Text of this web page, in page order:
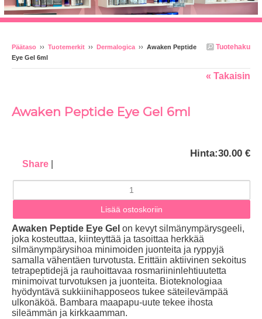
Tuotehaku
Päätaso ›› Tuotemerkit ›› Dermalogica›› Awaken Peptide
Eye Gel 6ml
« Takaisin
Awaken Peptide Eye Gel 6ml
Share
Hinta:30.00 €
Awaken Peptide Eye Gel on kevyt silmänympärysgeeli,
joka kosteuttaa, kiinteyttää ja tasoittaa herkkää
silmänympärysihoa minimoiden juonteita ja ryppyjä
samalla vähentäen turvotusta. Erittäin aktiivinen sekoitus
tetrapeptidejä ja rauhoittavaa rosmariininlehtiuutetta
minimoivat turvotuksen ja juonteita. Bioteknologiaa
hyödyntävä sukkiinihapposeos tukee säteilevämpää
ulkonäköä. Bambara maapapu-uute tekee ihosta
sileämmän ja kirkkaamman.